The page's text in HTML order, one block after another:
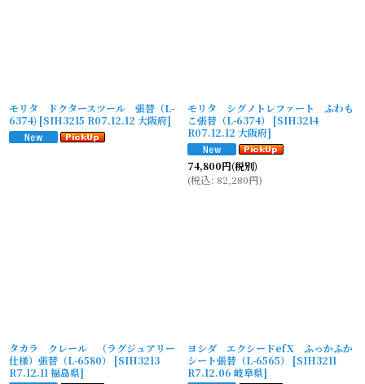
モリタ ドクタースツール 張替（L-
6374) [SIH3215 R07.12.12 大阪府]
モリタ シグノトレファート ふわも
こ張替（L-6374）
[SIH3214
R07.12.12 大阪府]
74,800円(税別)
(税込: 82,280円)
タカラ クレール （ラグジュアリー
仕様）張替（L-6580）
[SIH3213
R7.12.11 福島県]
ヨシダ エクシードefX ふっかふか
シート張替（L-6565）
[SIH3211
R7.12.06 岐阜県]